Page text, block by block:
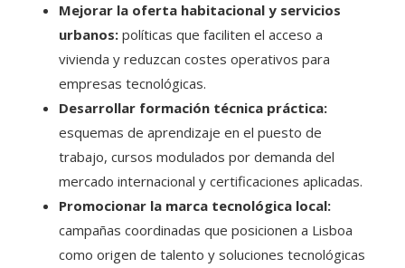
Mejorar la oferta habitacional y servicios
urbanos: políticas que faciliten el acceso a
vivienda y reduzcan costes operativos para
empresas tecnológicas.
Desarrollar formación técnica práctica:
esquemas de aprendizaje en el puesto de
trabajo, cursos modulados por demanda del
mercado internacional y certificaciones aplicadas.
Promocionar la marca tecnológica local:
campañas coordinadas que posicionen a Lisboa
como origen de talento y soluciones tecnológicas